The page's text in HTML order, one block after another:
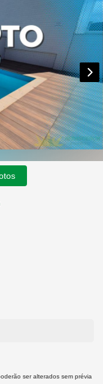
ser alterados sem prévia